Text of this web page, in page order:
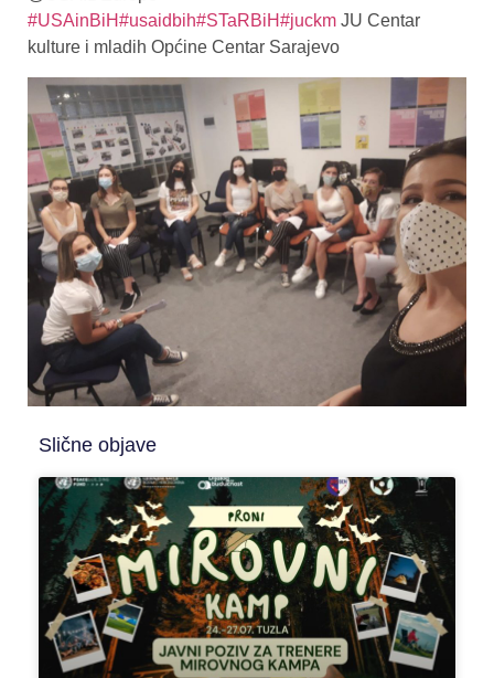
#USAinBiH#usaidbih#STaRBiH#juckm JU Centar
kulture i mladih Općine Centar Sarajevo
Slične objave